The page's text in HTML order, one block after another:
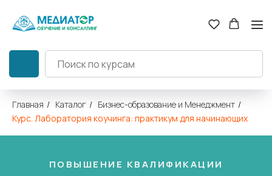
Главная / Каталог / Бизнес-образование и Менеджмент /
Курс. Лаборатория коучинга: практикум для начинающих
ПОВЫШЕНИЕ КВАЛИФИКАЦИИ